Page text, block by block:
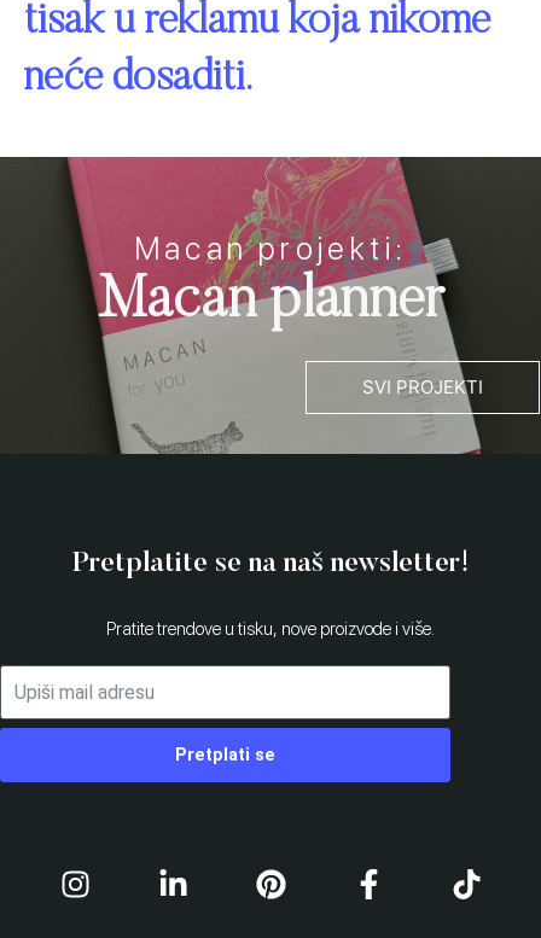
tisak u reklamu koja nikome
neće dosaditi.
Macan projekti:
Macan planner
SVI PROJEKTI
Pretplatite se na naš newsletter!
Pratite trendove u tisku, nove proizvode i više.
Pretplati se